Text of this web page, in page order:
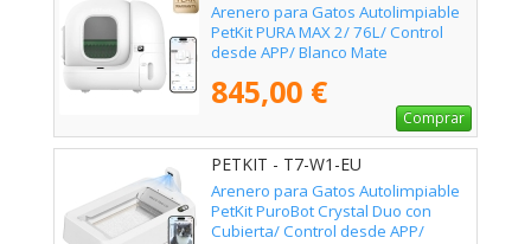
Arenero para Gatos Autolimpiable
PetKit PURA MAX 2/ 76L/ Control
desde APP/ Blanco Mate
845,00 €
Comprar
PETKIT - T7-W1-EU
Arenero para Gatos Autolimpiable
PetKit PuroBot Crystal Duo con
Cubierta/ Control desde APP/